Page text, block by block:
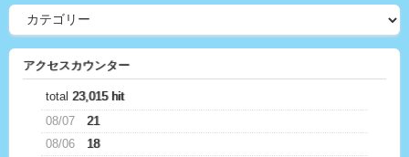
アクセスカウンター
total 23,015 hit
08/07
21
08/06
18